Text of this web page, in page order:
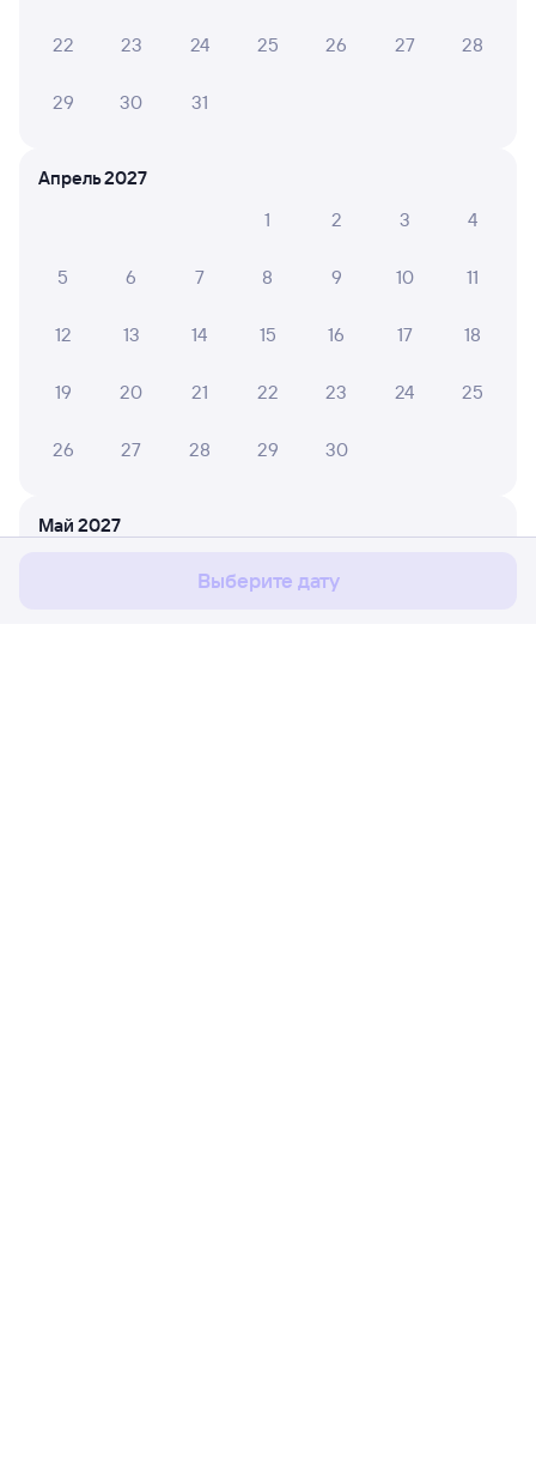
22 23 24 25 26 27 28
29 30 31
Апрель 2027
1
2 3 4
5 6 7 8 9 10 11
12 13 14 15 16 17 18
19 20 21 22 23 24 25
26 27 28 29 30
Май 2027
Выберите дату